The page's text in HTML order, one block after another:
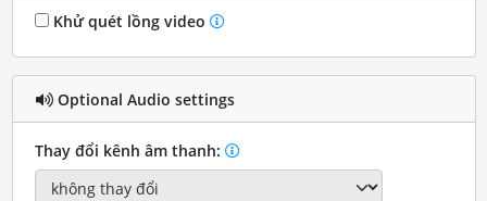
Khử quét lồng video
Optional Audio settings
Thay đổi kênh âm thanh: